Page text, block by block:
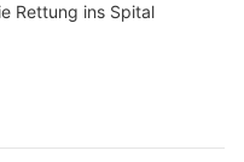
Rettung ins Spital